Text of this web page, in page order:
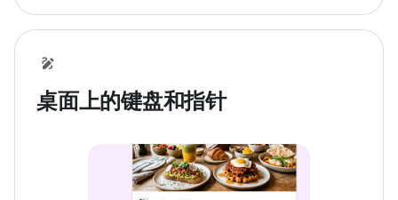
桌面上的键盘和指针